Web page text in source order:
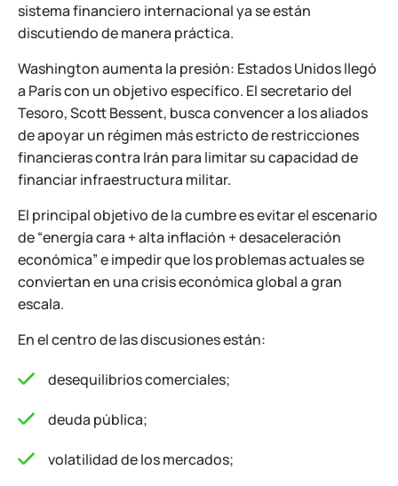
sistema financiero internacional ya se están
discutiendo de manera práctica.
Washington aumenta la presión: Estados Unidos llegó
a París con un objetivo específico. El secretario del
Tesoro, Scott Bessent, busca convencer a los aliados
de apoyar un régimen más estricto de restricciones
financieras contra Irán para limitar su capacidad de
financiar infraestructura militar.
El principal objetivo de la cumbre es evitar el escenario
de “energía cara + alta inflación + desaceleración
económica” e impedir que los problemas actuales se
conviertan en una crisis económica global a gran
escala.
En el centro de las discusiones están:
desequilibrios comerciales;
deuda pública;
volatilidad de los mercados;